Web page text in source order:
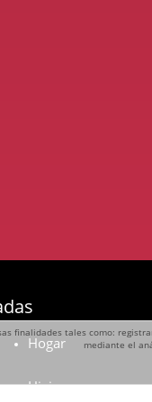
Hogar
Higiene
finalidades tales como:
mediante el